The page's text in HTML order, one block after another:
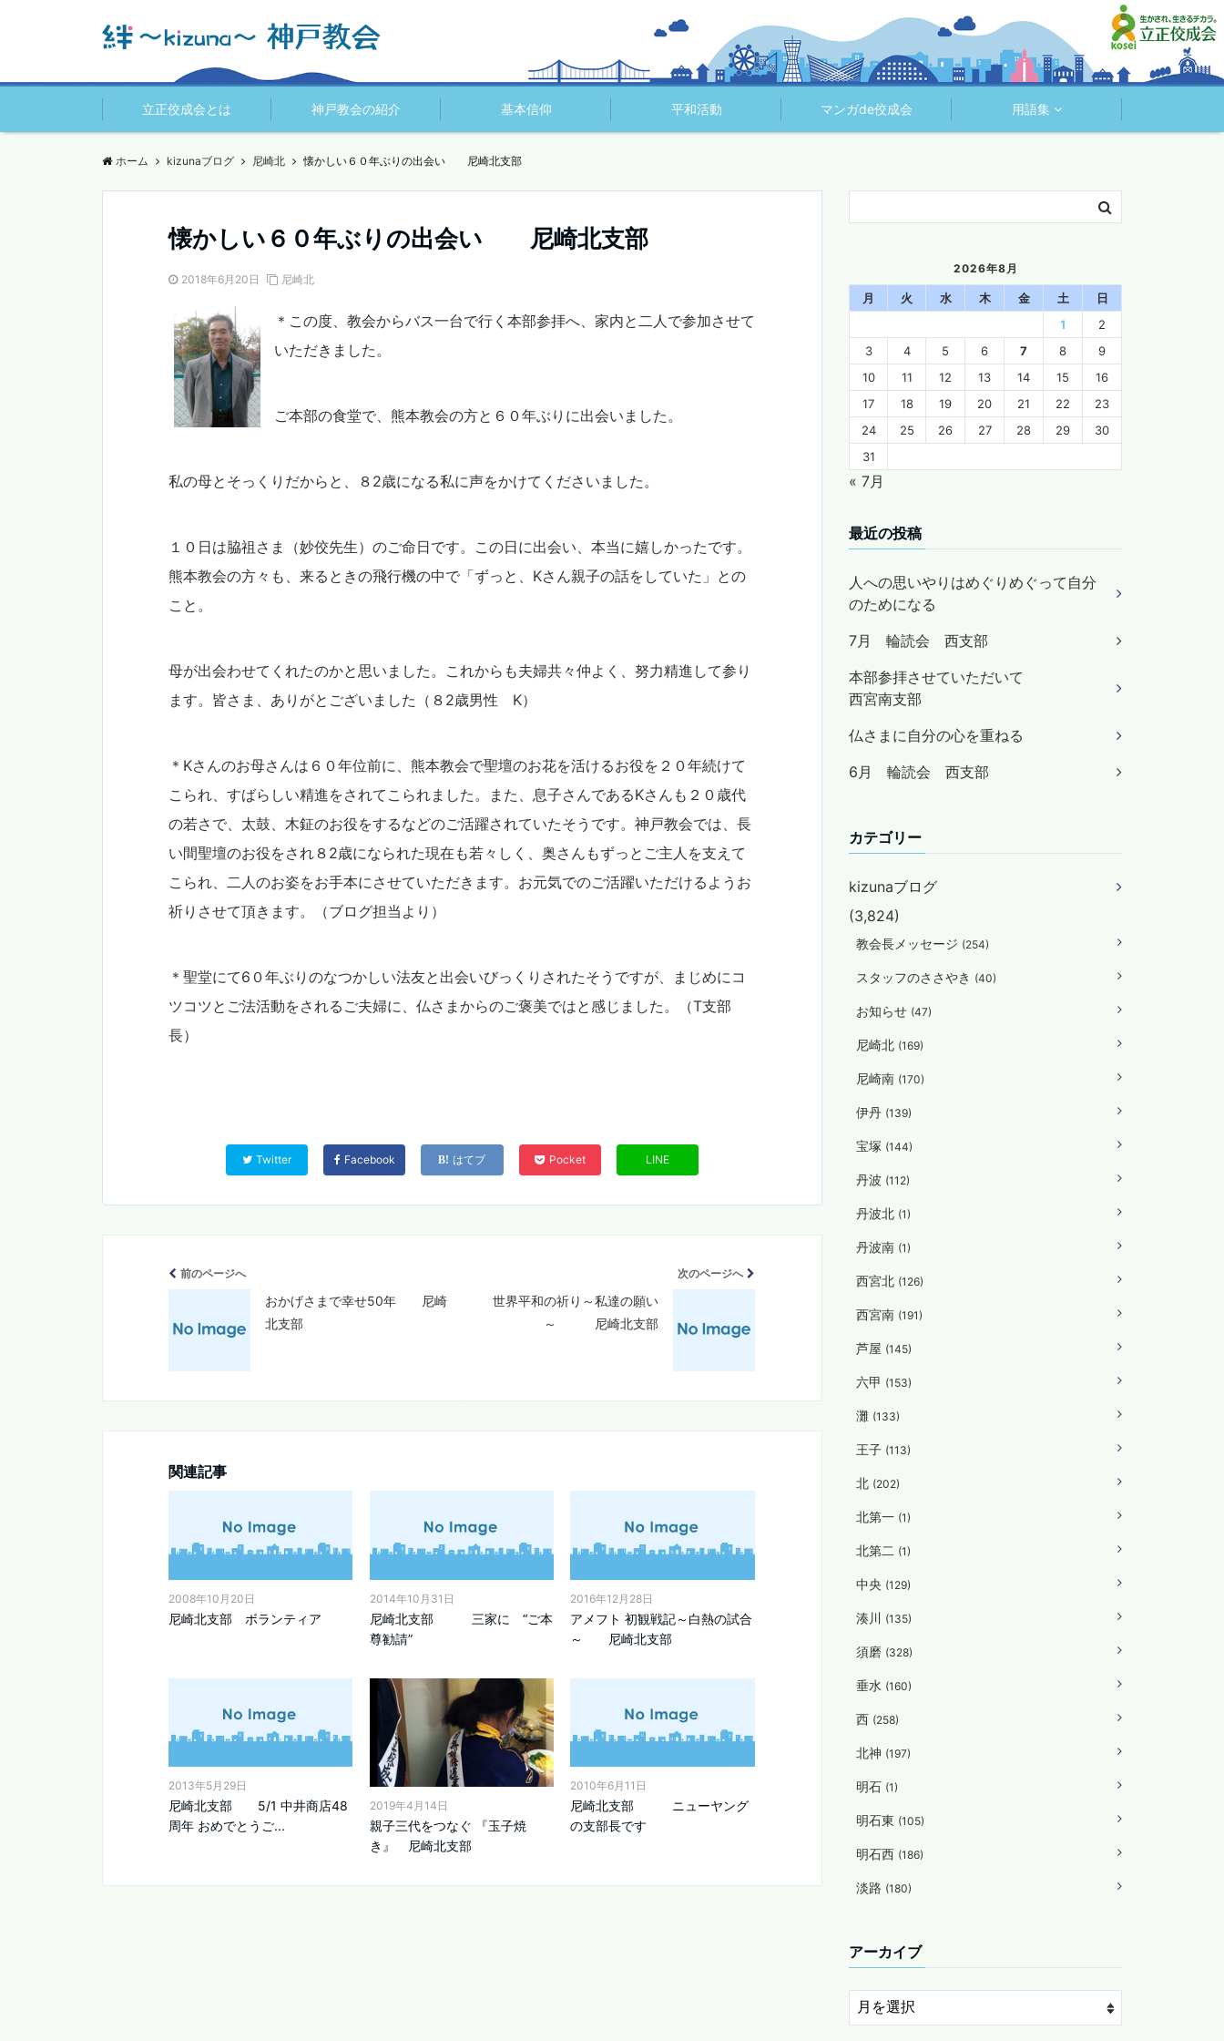
立正佼成会とは 神戸教会の紹介 基本信仰 平和活動 マンガde佼成会 用語集
ホーム kizunaブログ 尼崎北 懐かしい６０年ぶりの出会い 尼崎北支部
懐かしい６０年ぶりの出会い 尼崎北支部
2018年6月20日 尼崎北
＊この度、教会からバス一台で行く本部参拝へ、家内と二人で参加させて
いただきました。
ご本部の食堂で、熊本教会の方と６０年ぶりに出会いました。
私の母とそっくりだからと、８2歳になる私に声をかけてくださいました。
１０日は脇祖さま（妙佼先生）のご命日です。この日に出会い、本当に嬉しかったです。
熊本教会の方々も、来るときの飛行機の中で「ずっと、Kさん親子の話をしていた」との
こと。
母が出会わせてくれたのかと思いました。これからも夫婦共々仲よく、努力精進して参り
ます。皆さま、ありがとございました（８2歳男性 K）
＊Kさんのお母さんは６０年位前に、熊本教会で聖壇のお花を活けるお役を２０年続けて
こられ、すばらしい精進をされてこられました。また、息子さんであるKさんも２０歳代
の若さで、太鼓、木鉦のお役をするなどのご活躍されていたそうです。神戸教会では、長
い間聖壇のお役をされ８2歳になられた現在も若々しく、奥さんもずっとご主人を支えて
こられ、二人のお姿をお手本にさせていただきます。お元気でのご活躍いただけるようお
祈りさせて頂きます。（ブログ担当より）
＊聖堂にて6０年ぶりのなつかしい法友と出会いびっくりされたそうですが、まじめにコ
ツコツとご法活動をされるご夫婦に、仏さまからのご褒美ではと感じました。（T支部
長）
Twitter Facebook はてブ Pocket LINE
前のページへ
おかげさまで幸せ50年 尼崎
北支部
次のページへ
世界平和の祈り～私達の願い
～ 尼崎北支部
関連記事
2008年10月20日
尼崎北支部 ボランティア
2014年10月31日
尼崎北支部 三家に “ご本
尊勧請”
2016年12月28日
アメフト 初観戦記～白熱の試合
～ 尼崎北支部
2013年5月29日
尼崎北支部 5/1 中井商店48
周年 おめでとうご...
2019年4月14日
親子三代をつなぐ 『玉子焼
き』 尼崎北支部
2010年6月11日
尼崎北支部 ニューヤング
の支部長です
2026年8月
月 火 水 木 金 土
日
1
2
3
4 5 6 7 8
9
10
11 12 13 14 15
16
17
18 19 20 21 22
23
24
25 26 27 28 29
30
31
« 7月
最近の投稿
人への思いやりはめぐりめぐって自分
のためになる
7月 輪読会 西支部
本部参拝させていただいて
西宮南支部
仏さまに自分の心を重ねる
6月 輪読会 西支部
カテゴリー
kizunaブログ
(3,824)
教会長メッセージ (254)
スタッフのささやき (40)
お知らせ (47)
尼崎北 (169)
尼崎南 (170)
伊丹 (139)
宝塚 (144)
丹波 (112)
丹波北 (1)
丹波南 (1)
西宮北 (126)
西宮南 (191)
芦屋 (145)
六甲 (153)
灘 (133)
王子 (113)
北 (202)
北第一 (1)
北第二 (1)
中央 (129)
湊川 (135)
須磨 (328)
垂水 (160)
西 (258)
北神 (197)
明石 (1)
明石東 (105)
明石西 (186)
淡路 (180)
アーカイブ